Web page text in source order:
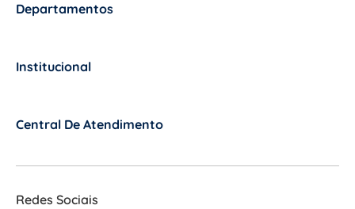
Departamentos
Institucional
Central De Atendimento
Redes Sociais